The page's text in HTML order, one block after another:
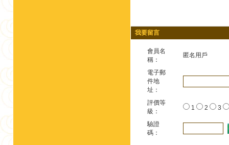
我要留言
會員名
稱：
匿名用戶
電子郵
件地
址：
評價等
級：
1 2 3
驗證
碼：